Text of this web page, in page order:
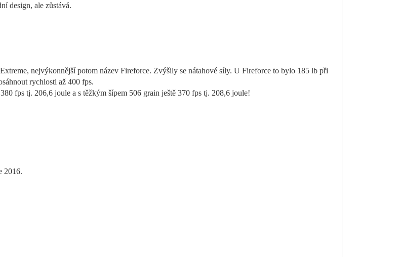
design, ale zůstává.
nejvýkonnější potom název Fireforce. Zvýšily se nátahové síly. U Fireforce to bylo 185 lb při
rychlosti až 400 fps.
fps tj. 206,6 joule a s těžkým šípem 506 grain ještě 370 fps tj. 208,6 joule!
2016.